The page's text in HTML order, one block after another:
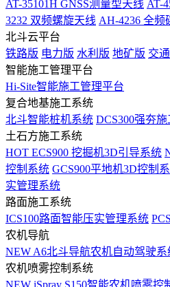
AT-35101H GNSS测量型天线 AT-
3232 双频螺旋天线 AH-4236 全频
北斗云平台
铁路版 电力版 水利版 地矿版 交
智能施工管理平台
Hi-Site智能施工管理平台
复合地基施工系统
北斗智能桩机系统 DCS300强夯
土石方施工系统
HOT ECS900 挖掘机3D引导系统
控制系统 GCS900平地机3D控制
实管理系统
路面施工系统
ICS100路面智能压实管理系统
农机导航
NEW A6北斗导航农机自动驾驶系
农机喷雾控制系统
NEW iSpray S150智能农机喷雾控